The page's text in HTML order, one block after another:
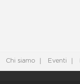
Chi siamo Eventi